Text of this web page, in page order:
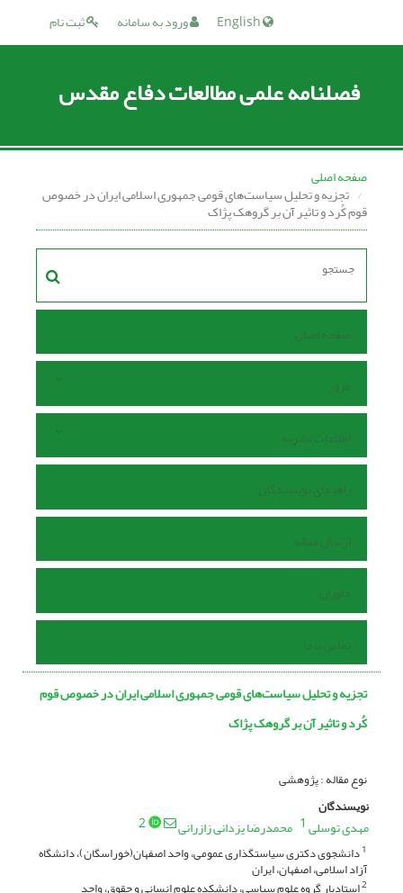
ثبت نام ورود به سامانه
فصلنامه علمی مطالعات دفاع مقدس
صفحه اصلی
تجزیه و تحلیل سیاست‌های قومی جمهوری اسلامی ایران در خصوص
قوم کُرد و تاثیر آن بر گروهک پژاک
صفحه اصلی
مرور
اطلاعات نشریه
راهنمای نویسندگان
ارسال مقاله
داوران
تماس با ما
تجزیه و تحلیل سیاست‌های قومی جمهوری اسلامی ایران در خصوص قوم
کُرد و تاثیر آن بر گروهک پژاک
نوع مقاله : پژوهشی
نویسندگان
مهدی توسلی1 محمدرضا یزدانی زازرانی 2
1دانشجوی دکتری سیاستگذاری عمومی، واحد اصفهان(خوراسگان)، دانشگاه
آزاد اسلامی، اصفهان، ایران
2استادیار گروه علوم سیاسی، دانشکده علوم انسانی و حقوق، واحد